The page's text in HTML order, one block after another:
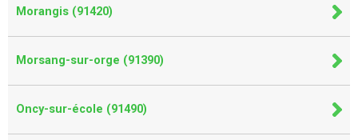
Morangis (91420)
Morsang-sur-orge (91390)
Oncy-sur-école (91490)